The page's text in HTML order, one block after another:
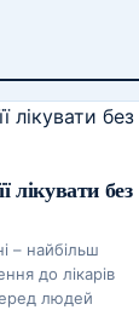
лікувати без
– найбільш
до лікарів
людей